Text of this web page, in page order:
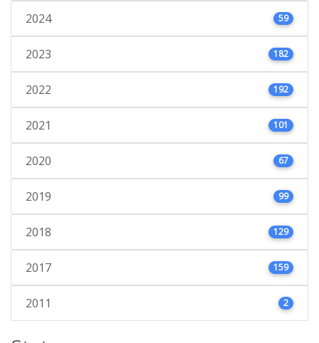
2024 59
2023 182
2022 192
2021 101
2020 67
2019 99
2018 129
2017 159
2011 2